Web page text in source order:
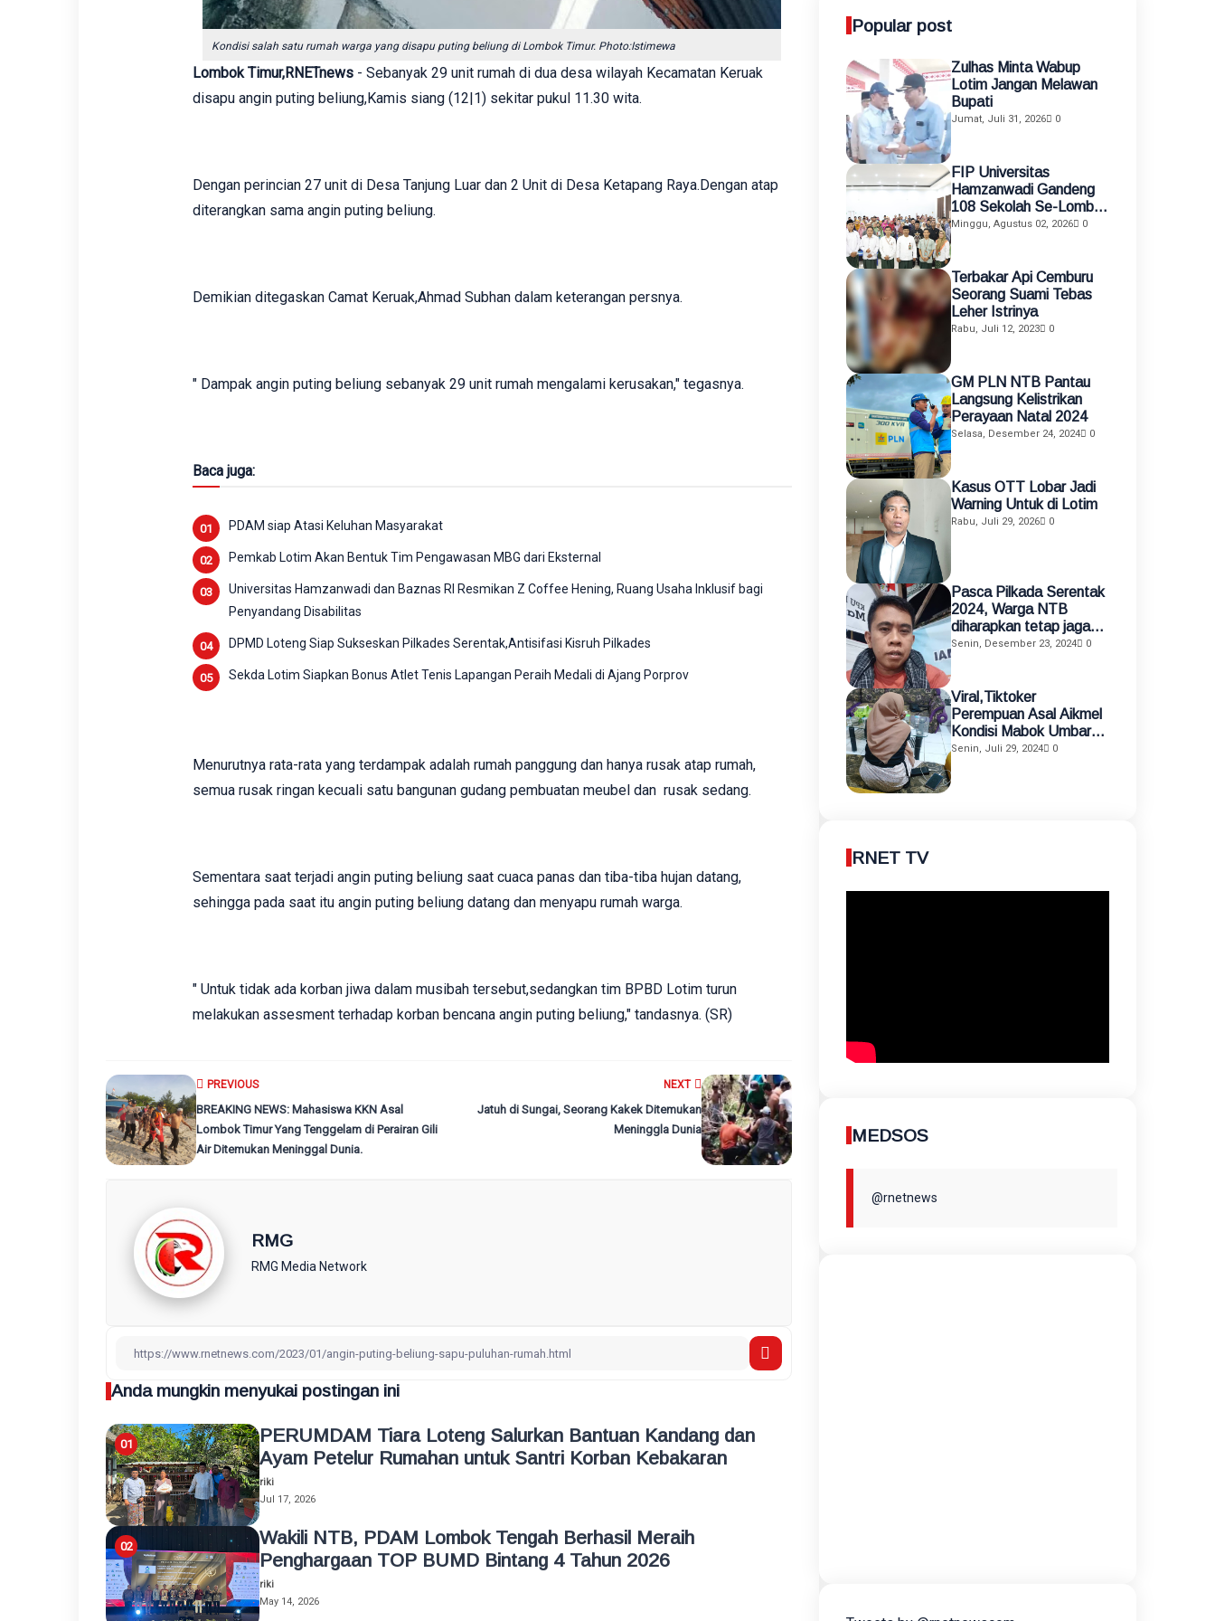
Kondisi salah satu rumah warga yang disapu puting beliung di Lombok Timur. Photo:Istimewa
Lombok Timur,RNETnews- Sebanyak 29 unit rumah di dua desa wilayah Kecamatan Keruak
disapu angin puting beliung,Kamis siang (12|1) sekitar pukul 11.30 wita.
Dengan perincian 27 unit di Desa Tanjung Luar dan 2 Unit di Desa Ketapang Raya.Dengan atap
diterangkan sama angin puting beliung.
Demikian ditegaskan Camat Keruak,Ahmad Subhan dalam keterangan persnya.‎
" Dampak angin puting beliung sebanyak 29 unit rumah mengalami kerusakan," tegasnya.
Baca juga:
PDAM siap Atasi Keluhan Masyarakat
Pemkab Lotim Akan Bentuk Tim Pengawasan MBG dari Eksternal
Universitas Hamzanwadi dan Baznas RI Resmikan Z Coffee Hening, Ruang Usaha Inklusif bagi
Penyandang Disabilitas
DPMD Loteng Siap Sukseskan Pilkades Serentak,Antisifasi Kisruh Pilkades
Sekda Lotim Siapkan Bonus Atlet Tenis Lapangan Peraih Medali di Ajang Porprov
Menurutnya ‎rata-rata yang terdampak adalah rumah panggung dan hanya rusak atap rumah,
semua rusak ringan kecuali satu bangunan gudang pembuatan meubel dan rusak sedang.
Sementara saat terjadi angin puting beliung saat cuaca panas dan tiba-tiba hujan datang,
sehingga pada saat itu angin puting beliung datang dan menyapu rumah warga.
" Untuk tidak ada korban jiwa dalam musibah tersebut,sedangkan tim ‎BPBD Lotim turun
melakukan assesment terhadap korban bencana angin puting beliung," tandasnya. (SR)
NEXT
Jatuh di Sungai, Seorang Kakek Ditemukan
Meninggla Dunia
PREVIOUS
BREAKING NEWS: Mahasiswa KKN Asal
Lombok Timur Yang Tenggelam di Perairan Gili
Air Ditemukan Meninggal Dunia.
RMG
RMG Media Network
Anda mungkin menyukai postingan ini
PERUMDAM Tiara Loteng Salurkan Bantuan Kandang dan
Ayam Petelur Rumahan untuk Santri Korban Kebakaran
riki
Jul 17, 2026
Wakili NTB, PDAM Lombok Tengah Berhasil Meraih
Penghargaan TOP BUMD Bintang 4 Tahun 2026
riki
May 14, 2026
Popular post
Zulhas Minta Wabup
Lotim Jangan Melawan
Bupati
Jumat, Juli 31, 2026 0
FIP Universitas
Hamzanwadi Gandeng
108 Sekolah Se-Lombok
Timur, Perkuat
Mengajar dan KKN
Terintegrasi
Minggu, Agustus 02, 2026 0
Terbakar Api Cemburu
Seorang Suami Tebas
Leher Istrinya
Rabu, Juli 12, 2023 0
GM PLN NTB Pantau
Langsung Kelistrikan
Perayaan Natal 2024
Selasa, Desember 24, 2024 0
Kasus OTT Lobar Jadi
Warning Untuk di Lotim
Rabu, Juli 29, 2026 0
Pasca Pilkada Serentak
2024, Warga NTB
diharapkan tetap jaga
kamtibmas
Senin, Desember 23, 2024 0
Viral,Tiktoker
Perempuan Asal Aikmel
Kondisi Mabok Umbar
Aurat di Medsos
Senin, Juli 29, 2024 0
RNET TV
MEDSOS
@rnetnews